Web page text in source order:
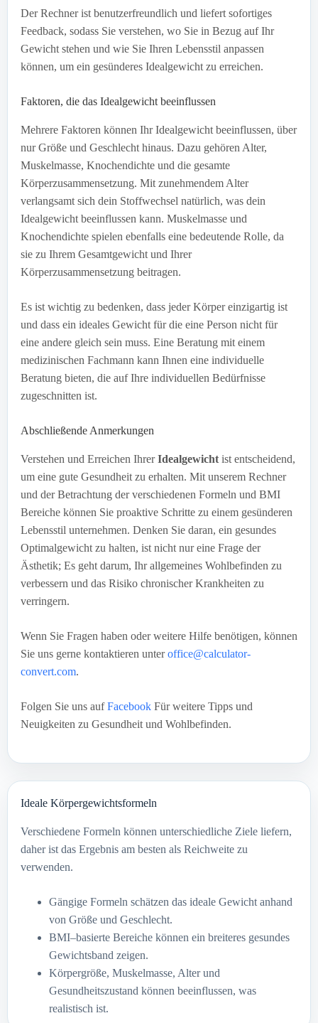
Der Rechner ist benutzerfreundlich und liefert sofortiges
Feedback, sodass Sie verstehen, wo Sie in Bezug auf Ihr
Gewicht stehen und wie Sie Ihren Lebensstil anpassen
können, um ein gesünderes Idealgewicht zu erreichen.
Faktoren, die das Idealgewicht beeinflussen
Mehrere Faktoren können Ihr Idealgewicht beeinflussen, über
nur Größe und Geschlecht hinaus. Dazu gehören Alter,
Muskelmasse, Knochendichte und die gesamte
Körperzusammensetzung. Mit zunehmendem Alter
verlangsamt sich dein Stoffwechsel natürlich, was dein
Idealgewicht beeinflussen kann. Muskelmasse und
Knochendichte spielen ebenfalls eine bedeutende Rolle, da
sie zu Ihrem Gesamtgewicht und Ihrer
Körperzusammensetzung beitragen.
Es ist wichtig zu bedenken, dass jeder Körper einzigartig ist
und dass ein ideales Gewicht für die eine Person nicht für
eine andere gleich sein muss. Eine Beratung mit einem
medizinischen Fachmann kann Ihnen eine individuelle
Beratung bieten, die auf Ihre individuellen Bedürfnisse
zugeschnitten ist.
Abschließende Anmerkungen
Verstehen und Erreichen IhrerIdealgewicht ist entscheidend,
um eine gute Gesundheit zu erhalten. Mit unserem Rechner
und der Betrachtung der verschiedenen Formeln und BMI
Bereiche können Sie proaktive Schritte zu einem gesünderen
Lebensstil unternehmen. Denken Sie daran, ein gesundes
Optimalgewicht zu halten, ist nicht nur eine Frage der
Ästhetik; Es geht darum, Ihr allgemeines Wohlbefinden zu
verbessern und das Risiko chronischer Krankheiten zu
verringern.
Wenn Sie Fragen haben oder weitere Hilfe benötigen, können
Sie uns gerne kontaktieren unteroffice@calculator-
convert.com.
Folgen Sie uns aufFacebook Für weitere Tipps und
Neuigkeiten zu Gesundheit und Wohlbefinden.
Ideale Körpergewichtsformeln
Verschiedene Formeln können unterschiedliche Ziele liefern,
daher ist das Ergebnis am besten als Reichweite zu
verwenden.
Gängige Formeln schätzen das ideale Gewicht anhand
von Größe und Geschlecht.
BMI–basierte Bereiche können ein breiteres gesundes
Gewichtsband zeigen.
Körpergröße, Muskelmasse, Alter und
Gesundheitszustand können beeinflussen, was
realistisch ist.